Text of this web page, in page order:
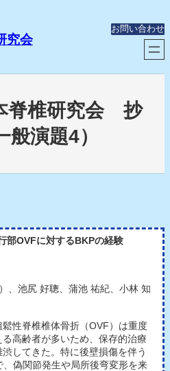
究会
お問い合わせ
脊椎研究会 抄
演題4）
部OVFに対するBKPの経験
、池尻 好聰、蒲池 祐紀、小林 知
鬆性脊椎椎体骨折（OVF）は重度
高齢者が多いため、保存的治療
してきた。特に後壁損傷を伴う
偽関節発生や局所後弯変形を来